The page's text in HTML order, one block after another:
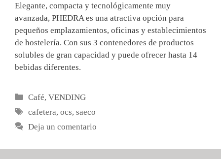
Elegante, compacta y tecnológicamente muy
avanzada, PHEDRA es una atractiva opción para
pequeños emplazamientos, oficinas y establecimientos
de hostelería. Con sus 3 contenedores de productos
solubles de gran capacidad y puede ofrecer hasta 14
bebidas diferentes.
Categorías
Café,VENDING
Etiquetas
cafetera,ocs,saeco
Deja un comentario